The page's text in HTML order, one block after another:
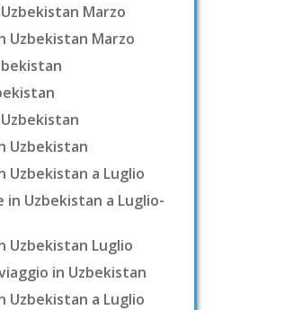
Marzo
Uzbekistan Marzo
Uzbekistan
Uzbekistan a Luglio
in Uzbekistan a Luglio-
Uzbekistan Luglio
in Uzbekistan
Uzbekistan a Luglio